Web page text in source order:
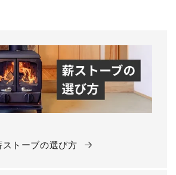
ストーブの選び方